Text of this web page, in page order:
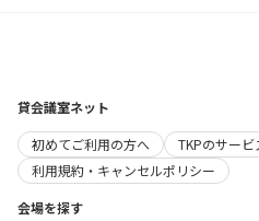
貸会議室ネット
初めてご利用の方へ
TKPのサービ
利用規約・キャンセルポリシー
会場を探す